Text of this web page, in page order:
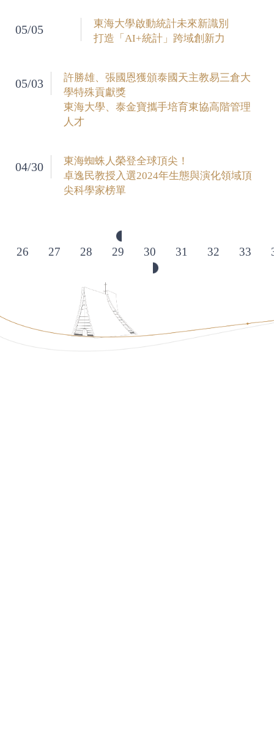
05/05
東海大學啟動統計未來新識別
打造「AI+統計」跨域創新力
05/03
許勝雄、張國恩獲頒泰國天主教易三倉大
學特殊貢獻獎
東海大學、泰金寶攜手培育東協高階管理
人才
04/30
東海蜘蛛人榮登全球頂尖！
卓逸民教授入選2024年生態與演化領域頂
尖科學家榜單
26 27 28 29 30 31 32 33